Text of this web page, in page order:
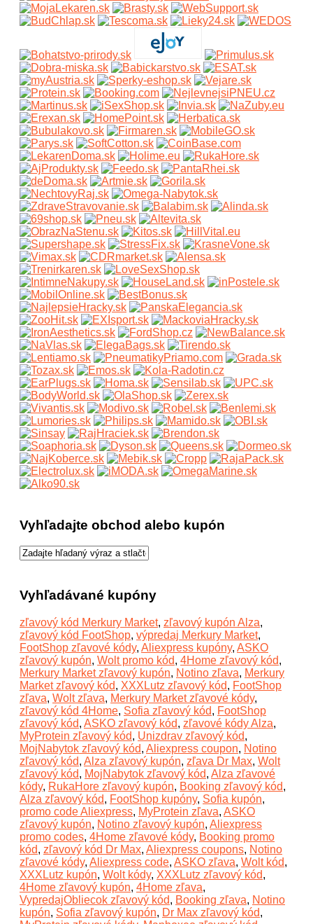
Vyhľadajte obchod alebo kupón
Vyhľadávané kupóny
zľavový kód Merkury Market, zľavový kupón Alza,
zľavový kód FootShop, výpredaj Merkury Market,
FootShop zľavové kódy, Aliexpress kupóny, ASKO
zľavový kupón, Wolt promo kód, 4Home zľavový kód,
Merkury Market zľavový kupón, Notino zľava, Merkury
Market zľavový kód, XXXLutz zľavový kód, FootShop
zľava, Wolt zľava, Merkury Market zľavové kódy,
zľavový kód 4Home, Sofia zľavový kód, FootShop
zľavový kód, ASKO zľavový kód, zľavové kódy Alza,
MyProtein zľavový kód, Unizdrav zľavový kód,
MojNabytok zľavový kód, Aliexpress coupon, Notino
zľavový kód, Alza zľavový kupón, zľava Dr Max, Wolt
zľavový kód, MojNabytok zľavový kód, Alza zľavové
kódy, RukaHore zľavový kupón, Booking zľavový kód,
Alza zľavový kód, FootShop kupóny, Sofia kupón,
promo code Aliexpress, MyProtein zľava, ASKO
zľavový kupón, Notino zľavový kupón, Aliexpress
promo codes, 4Home zľavové kódy, Booking promo
kód, zľavový kód Dr Max, Aliexpress coupons, Notino
zľavové kódy, Aliexpress code, ASKO zľava, Wolt kód,
XXXLutz kupón, Wolt kódy, XXXLutz zľavový kód,
4Home zľavový kupón, 4Home zľava,
VypredajObliecok zľavový kód, Booking zľava, Notino
kupón, Sofia zľavový kupón, Dr Max zľavový kód,